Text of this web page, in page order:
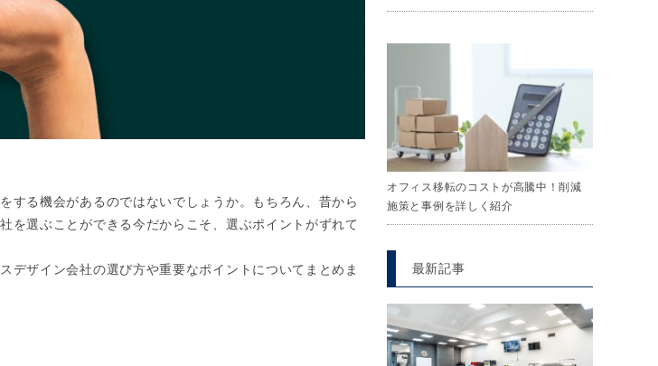
する機会があるのではないでしょうか。もちろん、昔から
を選ぶことができる今だからこそ、選ぶポイントがずれて
デザイン会社の選び方や重要なポイントについてまとめま
オフィス移転のコストが高騰中！削減
施策と事例を詳しく紹介
最新記事